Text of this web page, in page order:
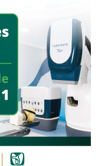
Graznido del Pato. No
merecen— sino
mi Culto Público y el
a esos como lo
es justo.
escondido de estas
algo, el trámite es
de frente y
de manera
de la vida y la
sus
estatal
y